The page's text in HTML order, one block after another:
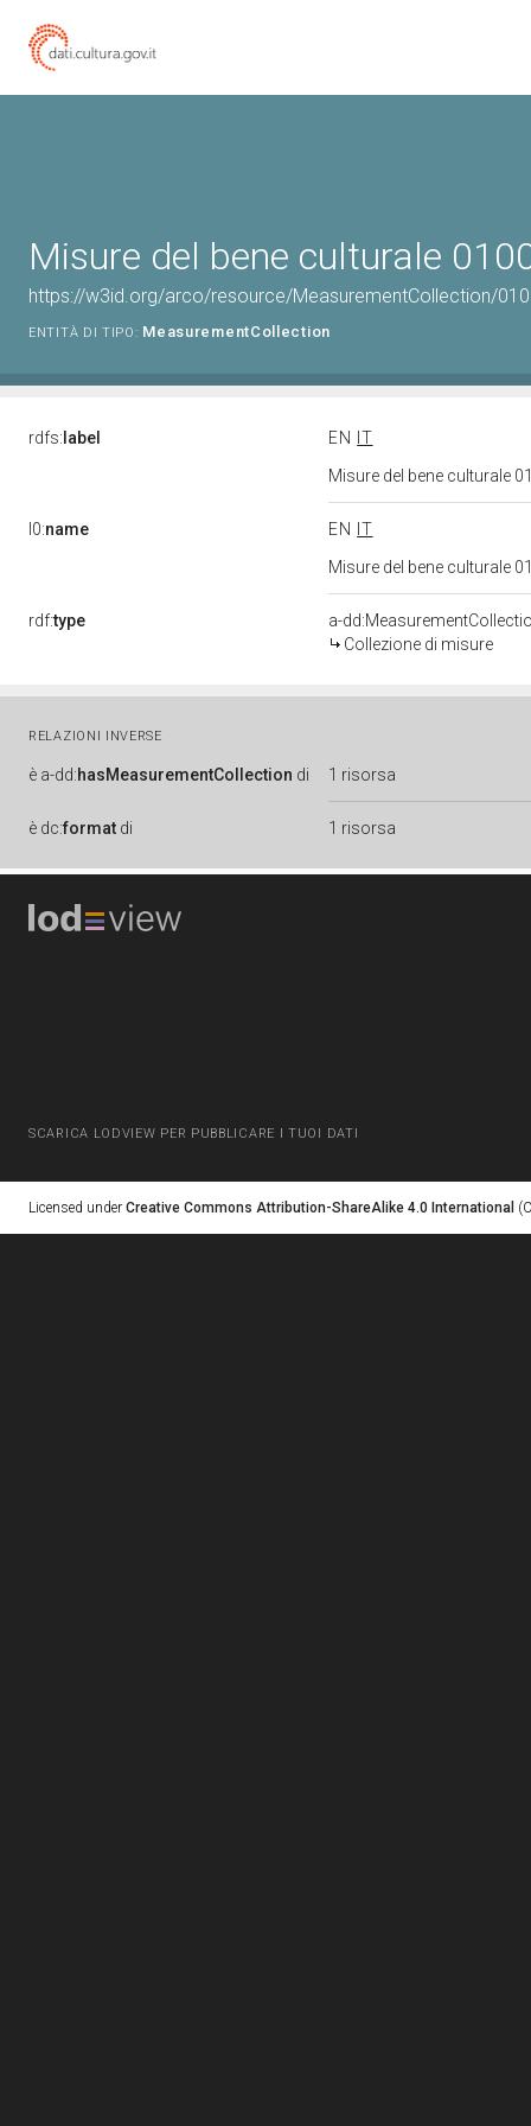
Misure del bene culturale
https://w3id.org/arco/resource/MeasurementCollection/
ENTITÀ DI TIPO: MeasurementCollection
rdfs: label EN
IT
Misure del bene culturale
l0:name EN
IT
Misure del bene culturale
rdf:type
a-
Collezione di misure
RELAZIONI INVERSE
è a-dd:hasMeasurementCollection di 1 risorsa
è dc:format di 1 risorsa
SCARICA LODVIEW PER PUBBLICARE I TUOI DATI
Licensed under Creative Commons Attribution-ShareAlike 4.0 International